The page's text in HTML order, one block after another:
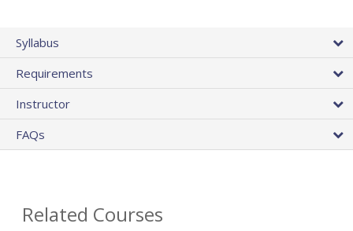
Syllabus
Requirements
Instructor
FAQs
Related Courses